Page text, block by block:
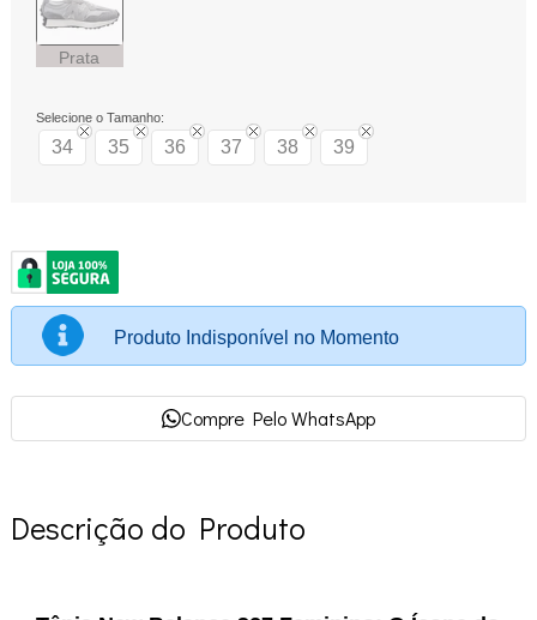
Prata
Selecione o Tamanho:
34 35 36 37 38 39
Produto Indisponível no Momento
Compre Pelo WhatsApp
Descrição do Produto